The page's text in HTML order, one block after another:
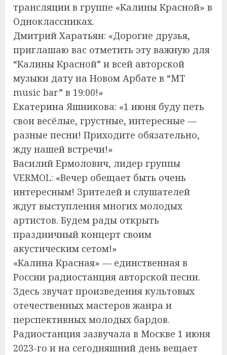
трансляции в группе «Калины Красной» в
Одноклассниках.
Дмитрий Харатьян: «Дорогие друзья,
приглашаю вас отметить эту важную для
“Калины Красной” и всей авторской
музыки дату на Новом Арбате в “МТ
music bar” в 19:00!»
Екатерина Яшникова: «1 июня буду петь
свои весёлые, грустные, интересные —
разные песни! Приходите обязательно,
жду нашей встречи!»
Василий Ермолович, лидер группы
VERMOL: «Вечер обещает быть очень
интересным! Зрителей и слушателей
ждут выступления многих молодых
артистов. Будем рады открыть
праздничный концерт своим
акустическим сетом!»
«Калина Красная» — единственная в
России радиостанция авторской песни.
Здесь звучат произведения культовых
отечественных мастеров жанра и
перспективных молодых бардов.
Радиостанция зазвучала в Москве 1 июня
2023-го и на сегодняшний день вещает